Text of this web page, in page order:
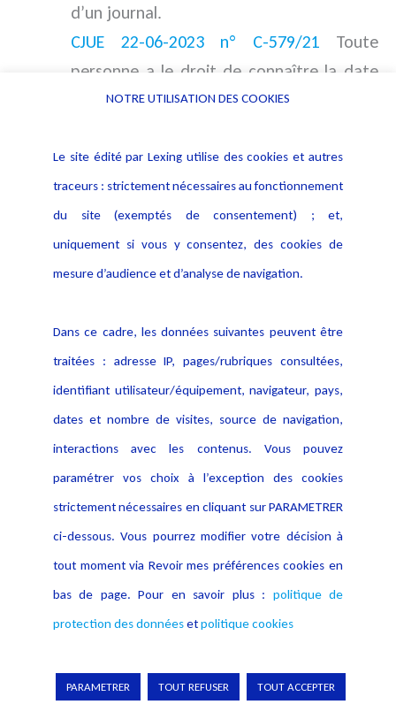
d’un journal.
CJUE 22-06-2023 n° C-579/21 Toute
personne a le droit de connaître la date
et les raisons pour lesquelles ses données
Décision APD Belgique 16-06-2023 n° 77-
2023 Ordre des pharmaciens RGPD droit à
l’oubli effacement sanction disciplinaire.
Délib Cnil 15-06-2023 n° SAN-2023-009
Amende de 40 millions d’euros pour non
Délib Cnil 08-06-2023 n° SAN-2023-008
Amende de 150 000 euros pour
manquement aux obligations du RGPD,
non respect des règles sur les cookies et
manque de sécurité.
Décision APD Irlande n° IN-20-8-1du 12-
05-2023, Amende de 1,2 milliard d’euros
pour transferts de données d’utilisateurs
européens vers les US.
TJ Paris 11-05-2023 n° 23-04680Blocage
hébergeur en ligne piratage
Délib Cnil 11-05-2023 n° SAN-2023-006
NOTRE UTILISATION DES COOKIES
Le site édité par Lexing utilise des cookies et autres
traceurs : strictement nécessaires au fonctionnement
du site (exemptés de consentement) ; et,
uniquement si vous y consentez, des cookies de
mesure d’audience et d’analyse de navigation.
Dans ce cadre, les données suivantes peuvent être
traitées : adresse IP, pages/rubriques consultées,
identifiant utilisateur/équipement, navigateur, pays,
dates et nombre de visites, source de navigation,
interactions avec les contenus. Vous pouvez
paramétrer vos choix à l’exception des cookies
strictement nécessaires en cliquant sur PARAMETRER
ci-dessous. Vous pourrez modifier votre décision à
tout moment via Revoir mes préférences cookies en
bas de page. Pour en savoir plus : politique de
protection des donnéesetpolitique cookies
PARAMETRER TOUT REFUSER TOUT ACCEPTER